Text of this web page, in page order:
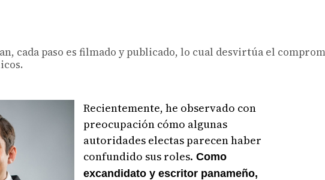
cada paso es filmado y publicado, lo cual desvirtúa el
Recientemente, he observado con
preocupación cómo algunas
autoridades electas parecen haber
confundido sus roles. Como
excandidato y escritor panameño,